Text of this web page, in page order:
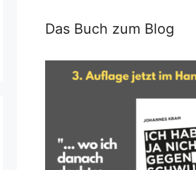
Das Buch zum Blog